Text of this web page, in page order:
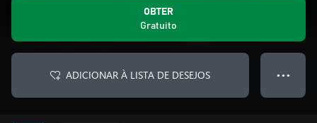
OBTER
Gratuito
ADICIONAR À LISTA DE DESEJOS ● ● ●